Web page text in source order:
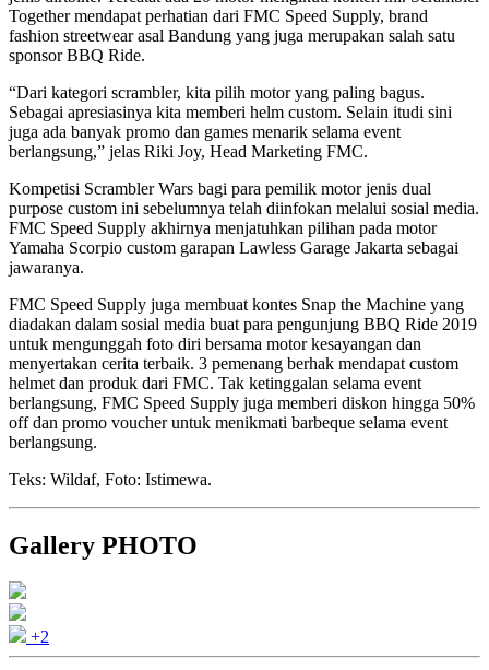
Together mendapat perhatian dari FMC Speed Supply, brand
fashion streetwear asal Bandung yang juga merupakan salah satu
sponsor BBQ Ride.
“Dari kategori scrambler, kita pilih motor yang paling bagus.
Sebagai apresiasinya kita memberi helm custom. Selain itudi sini
juga ada banyak promo dan games menarik selama event
berlangsung,” jelas Riki Joy, Head Marketing FMC.
Kompetisi Scrambler Wars bagi para pemilik motor jenis dual
purpose custom ini sebelumnya telah diinfokan melalui sosial media.
FMC Speed Supply akhirnya menjatuhkan pilihan pada motor
Yamaha Scorpio custom garapan Lawless Garage Jakarta sebagai
jawaranya.
FMC Speed Supply juga membuat kontes Snap the Machine yang
diadakan dalam sosial media buat para pengunjung BBQ Ride 2019
untuk mengunggah foto diri bersama motor kesayangan dan
menyertakan cerita terbaik. 3 pemenang berhak mendapat custom
helmet dan produk dari FMC. Tak ketinggalan selama event
berlangsung, FMC Speed Supply juga memberi diskon hingga 50%
off dan promo voucher untuk menikmati barbeque selama event
berlangsung.
Teks: Wildaf, Foto: Istimewa.
Gallery PHOTO
+2